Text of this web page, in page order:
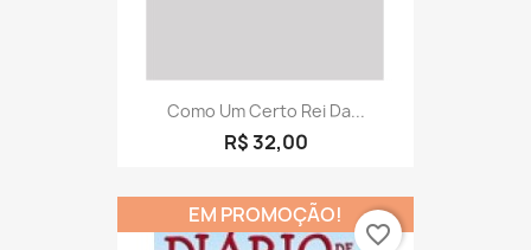
Como Um Certo Rei Da...
R$ 32,00
EM PROMOÇÃO!
favorite_border